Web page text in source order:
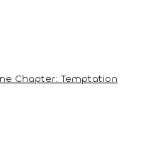
Chapter: Temptation